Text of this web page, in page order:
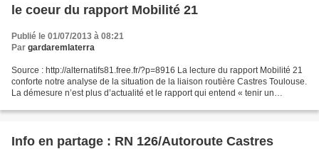
le coeur du rapport Mobilité 21
Publié le 01/07/2013 à 08:21
Par gardaremlaterra
Source : http://alternatifs81.free.fr/?p=8916 La lecture du rapport Mobilité 21
conforte notre analyse de la situation de la liaison routière Castres Toulouse.
La démesure n’est plus d’actualité et le rapport qui entend « tenir un
Info en partage : RN 126/Autoroute Castres